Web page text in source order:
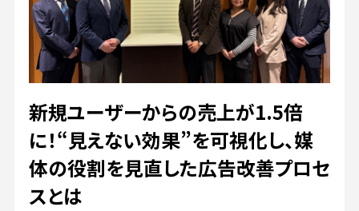
新規ユーザーからの売上が1.5倍
に！“見えない効果”を可視化し、媒
体の役割を見直した広告改善プロセ
スとは